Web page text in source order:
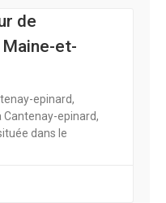
de
Maine-et-
epinard,
Cantenay-epinard,
dans le